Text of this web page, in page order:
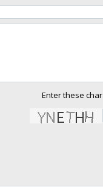
Enter these